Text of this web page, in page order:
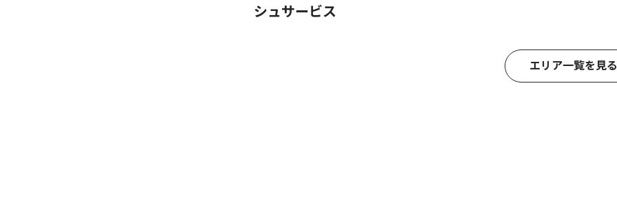
シュサービス
エリア一覧を見る